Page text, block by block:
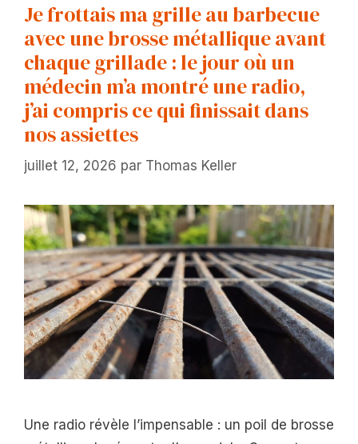
Je frottais ma grille au barbecue
avec une brosse métallique avant
chaque grillade : le jour où un
médecin m’a montré une radio,
j’ai compris ce qui finissait dans
nos assiettes
juillet 12, 2026 par Thomas Keller
Une radio révèle l’impensable : un poil de brosse